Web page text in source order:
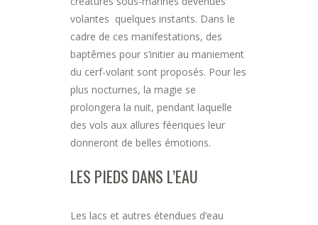
volantes quelques instants. Dans le
cadre de ces manifestations, des
baptêmes pour s’initier au maniement
du cerf-volant sont proposés. Pour les
plus nocturnes, la magie se
prolongera la nuit, pendant laquelle
des vols aux allures féeriques leur
donneront de belles émotions.
LES PIEDS DANS L’EAU
Les lacs et autres étendues d’eau